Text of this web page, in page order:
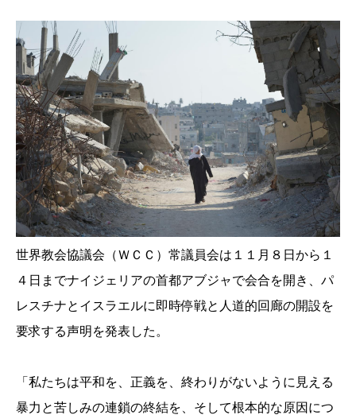
世界教会協議会（ＷＣＣ）常議員会は１１月８日から１
４日までナイジェリアの首都アブジャで会合を開き、パ
レスチナとイスラエルに即時停戦と人道的回廊の開設を
要求する声明を発表した。
「私たちは平和を、正義を、終わりがないように見える
暴力と苦しみの連鎖の終結を、そして根本的な原因につ